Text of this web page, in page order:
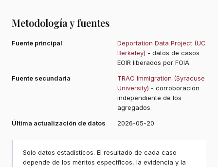
Metodología y fuentes
Fuente principal
Deportation Data Project (UC
Berkeley) - datos de casos
EOIR liberados por FOIA.
Fuente secundaria
TRAC Immigration (Syracuse
University) - corroboración
independiente de los
agregados.
Última actualización de datos
2026-05-20
Solo datos estadísticos. El resultado de cada caso
depende de los méritos específicos, la evidencia y la